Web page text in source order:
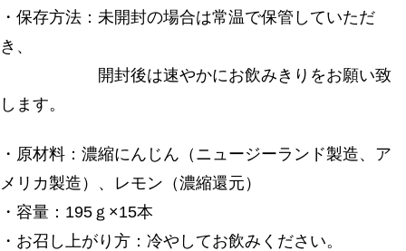
・保存方法：未開封の場合は常温で保管していただ
き、
開封後は速やかにお飲みきりをお願い致
します。
・原材料：濃縮にんじん（ニュージーランド製造、ア
メリカ製造）、レモン（濃縮還元）
・容量：195ｇ×15本
・お召し上がり方：冷やしてお飲みください。